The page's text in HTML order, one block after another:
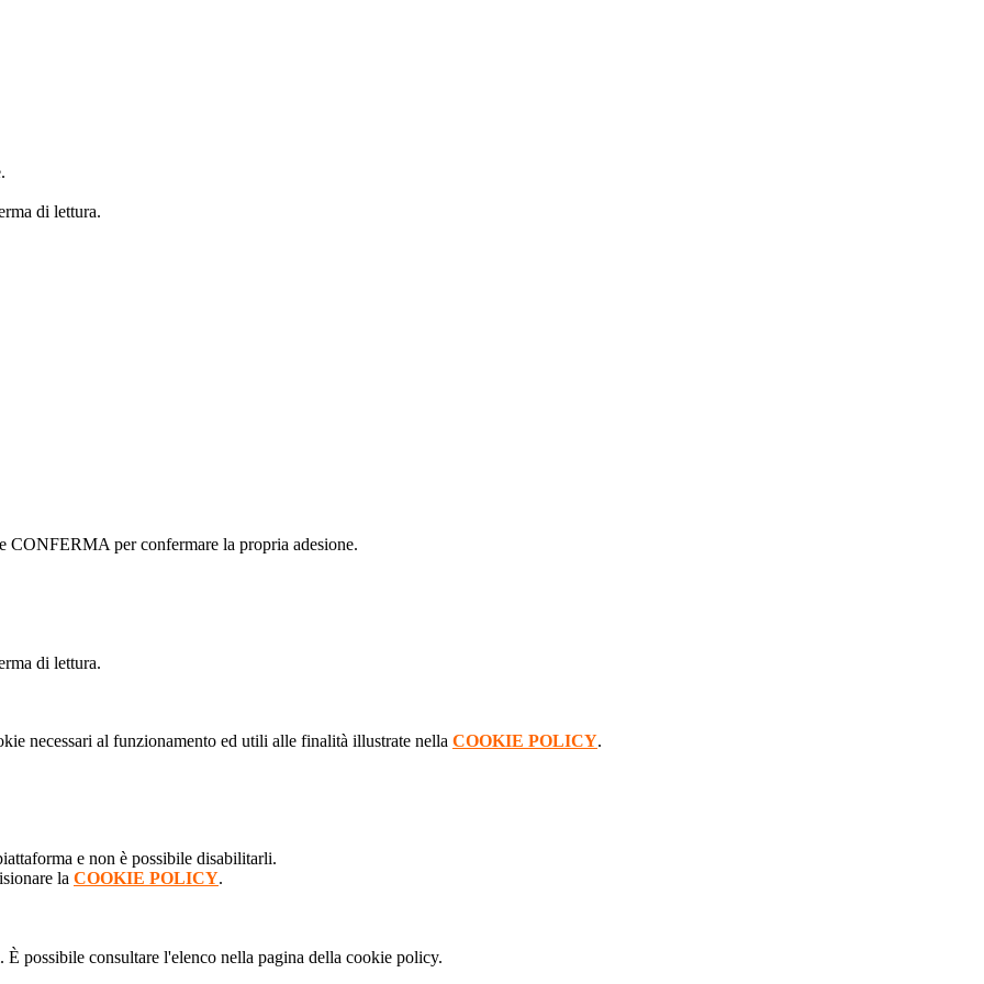
di lettura.
CONFERMA per confermare la propria adesione.
di lettura.
necessari al funzionamento ed utili alle finalità illustrate nella COOKIE POLICY.
e non è possibile disabilitarli.
la COOKIE POLICY.
possibile consultare l'elenco nella pagina della cookie policy.